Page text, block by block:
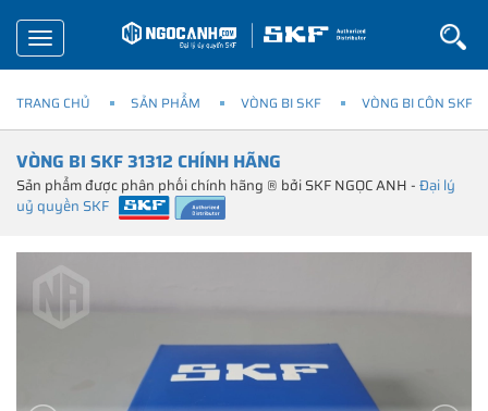
Toggle
navigation
TRANG CHỦ SẢN PHẨM VÒNG BI SKF VÒNG BI CÔN SKF
VÒNG BI SKF 31312 CHÍNH HÃNG
Sản phẩm được phân phối chính hãng ® bởi SKF NGỌC ANH -Đại lý
uỷ quyền SKF